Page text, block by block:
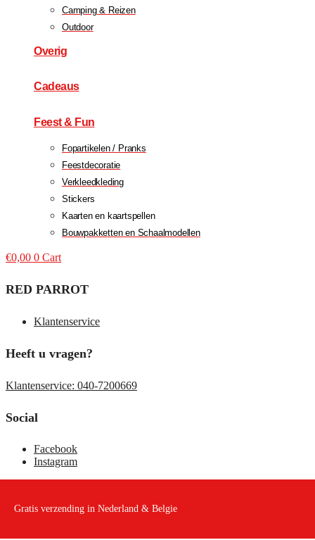
Camping & Reizen
Outdoor
Overig
Cadeaus
Feest & Fun
Fopartikelen / Pranks
Feestdecoratie
Verkleedkleding
Stickers
Kaarten en kaartspellen
Bouwpakketten en Schaalmodellen
€0,00 0 Cart
RED PARROT
Klantenservice
Heeft u vragen?
Klantenservice: 040-7200669
Social
Facebook
Instagram
Gratis verzending in Nederland & Belgie